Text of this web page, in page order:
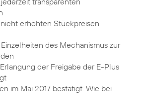
erhöhten Stückpreisen
des Mechanismus zur
der Freigabe der E-Plus
im Mai 2017 bestätigt. Wie bei